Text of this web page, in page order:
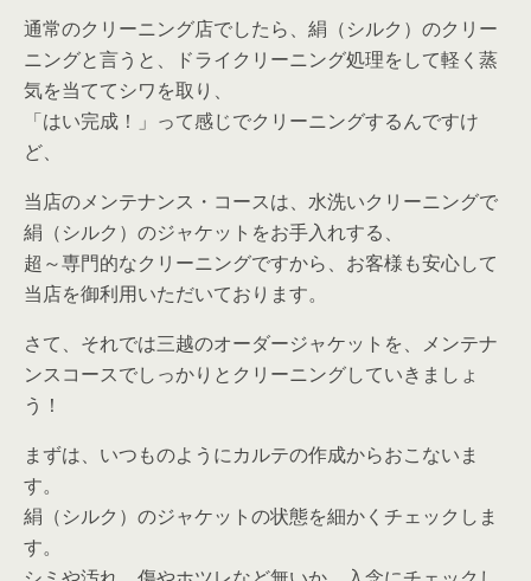
通常のクリーニング店でしたら、絹（シルク）のクリー
ニングと言うと、ドライクリーニング処理をして軽く蒸
気を当ててシワを取り、
「はい完成！」って感じでクリーニングするんですけ
ど、
当店のメンテナンス・コースは、水洗いクリーニングで
絹（シルク）のジャケットをお手入れする、
超～専門的なクリーニングですから、お客様も安心して
当店を御利用いただいております。
さて、それでは三越のオーダージャケットを、メンテナ
ンスコースでしっかりとクリーニングしていきましょ
う！
まずは、いつものようにカルテの作成からおこないま
す。
絹（シルク）のジャケットの状態を細かくチェックしま
す。